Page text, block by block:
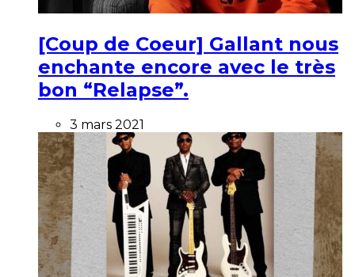
[Coup de Coeur] Gallant nous
enchante encore avec le très
bon “Relapse”.
3 mars 2021